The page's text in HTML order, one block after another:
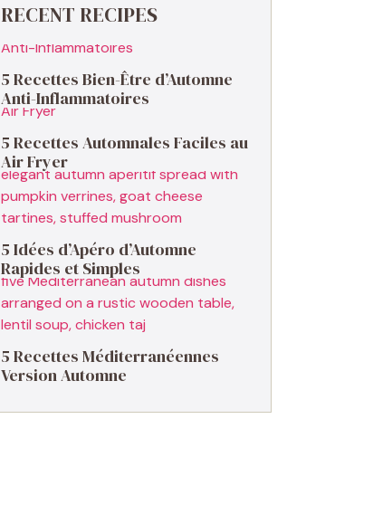
RECENT RECIPES
5 Recettes Bien-Être d’Automne
Anti-Inflammatoires
5 Recettes Automnales Faciles au
Air Fryer
5 Idées d’Apéro d’Automne
Rapides et Simples
5 Recettes Méditerranéennes
Version Automne